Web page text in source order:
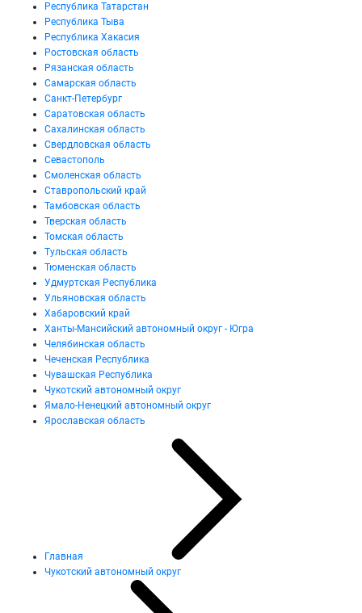
Республика Татарстан
Республика Тыва
Республика Хакасия
Ростовская область
Рязанская область
Самарская область
Санкт-Петербург
Саратовская область
Сахалинская область
Свердловская область
Севастополь
Смоленская область
Ставропольский край
Тамбовская область
Тверская область
Томская область
Тульская область
Тюменская область
Удмуртская Республика
Ульяновская область
Хабаровский край
Ханты-Мансийский автономный округ - Югра
Челябинская область
Чеченская Республика
Чувашская Республика
Чукотский автономный округ
Ямало-Ненецкий автономный округ
Ярославская область
Главная
Чукотский автономный округ